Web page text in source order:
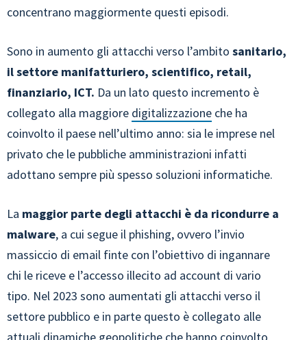
concentrano maggiormente questi episodi.
Sono in aumento gli attacchi verso l’ambito sanitario,
il settore manifatturiero, scientifico, retail,
finanziario, ICT. Da un lato questo incremento è
collegato alla maggiore digitalizzazione che ha
coinvolto il paese nell’ultimo anno: sia le imprese nel
privato che le pubbliche amministrazioni infatti
adottano sempre più spesso soluzioni informatiche.
La maggior parte degli attacchi è da ricondurre a
malware, a cui segue il phishing, ovvero l’invio
massiccio di email finte con l’obiettivo di ingannare
chi le riceve e l’accesso illecito ad account di vario
tipo. Nel 2023 sono aumentati gli attacchi verso il
settore pubblico e in parte questo è collegato alle
attuali dinamiche geopolitiche che hanno coinvolto